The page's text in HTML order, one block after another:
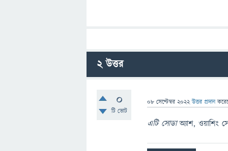
2উত্তর
0
টি ভোট
08 সেপ্টেম্বর 2022 উত্তর প্রদান
এটি সোডাঅ্যাশ, ওয়াশিং